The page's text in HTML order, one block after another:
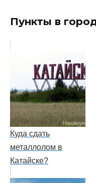
Пункты в
Куда сдать
металлолом в
Катайске?